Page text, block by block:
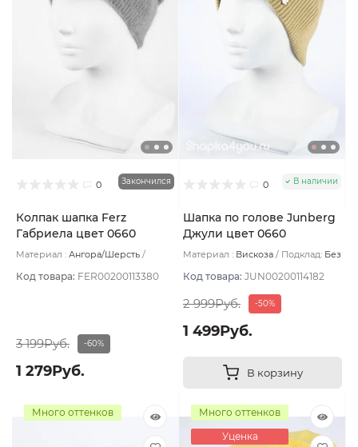
0 Закончился
Колпак шапка Ferz
Габриела цвет 0660
охристый
Материал : Ангора/Шерсть
Код товара: FER00200113380
3 199Руб. -60%
1 279Руб.
0 В наличии
Шапка по голове Junberg
Джули цвет 0660
охристый
Материал : Вискоза Подклад: Без
Код товара: JUN00200114182
2 999Руб. -50%
1 499Руб.
В корзину
Много оттенков
Много оттенков
Уценка